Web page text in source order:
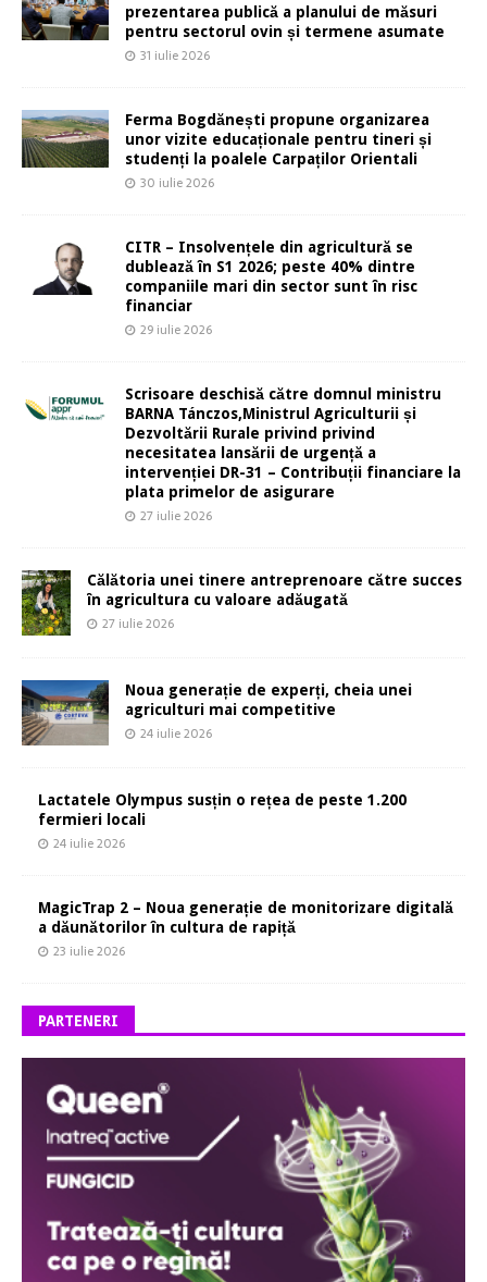
prezentarea publică a planului de măsuri
pentru sectorul ovin și termene asumate
31 iulie 2026
Ferma Bogdănești propune organizarea
unor vizite educaționale pentru tineri și
studenți la poalele Carpaților Orientali
30 iulie 2026
CITR – Insolvențele din agricultură se
dublează în S1 2026; peste 40% dintre
companiile mari din sector sunt în risc
financiar
29 iulie 2026
Scrisoare deschisă către domnul ministru
BARNA Tánczos,Ministrul Agriculturii și
Dezvoltării Rurale privind privind
necesitatea lansării de urgență a
intervenției DR-31 – Contribuții financiare la
plata primelor de asigurare
27 iulie 2026
Călătoria unei tinere antreprenoare către succes
în agricultura cu valoare adăugată
27 iulie 2026
Noua generație de experți, cheia unei
agriculturi mai competitive
24 iulie 2026
Lactatele Olympus susțin o rețea de peste 1.200
fermieri locali
24 iulie 2026
MagicTrap 2 – Noua generație de monitorizare digitală
a dăunătorilor în cultura de rapiță
23 iulie 2026
PARTENERI